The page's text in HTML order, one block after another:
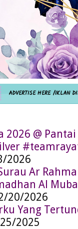
ADVERTISE HERE /IKLAN
2026 @ Pantai
2026
Ar
Al
20/2026
Yang
2025